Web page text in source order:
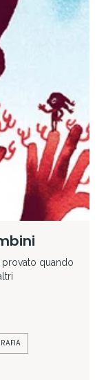
provato quando